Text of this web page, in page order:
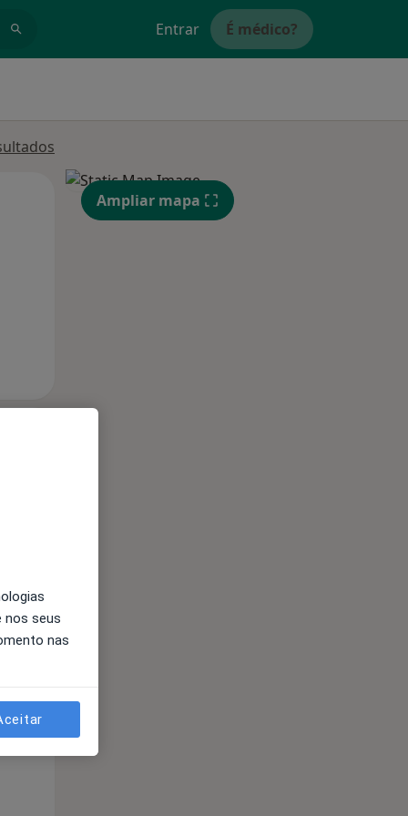
Entrar É médico?
Segunda-feira Ter, Qua
12 Ago
Ampliar mapa
nos seus
nas